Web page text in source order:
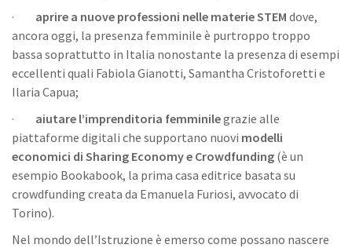
· aprire a nuove professioni nelle materie STEM dove,
ancora oggi, la presenza femminile è purtroppo troppo
bassa soprattutto in Italia nonostante la presenza di esempi
eccellenti quali Fabiola Gianotti, Samantha Cristoforetti e
Ilaria Capua;
· aiutare l’imprenditoria femminilegrazie alle
piattaforme digitali che supportano nuovi modelli
economici di Sharing Economy e Crowdfunding (è un
esempio Bookabook, la prima casa editrice basata su
crowdfunding creata da Emanuela Furiosi, avvocato di
Torino).
Nel mondo dell’Istruzione è emerso come possano nascere